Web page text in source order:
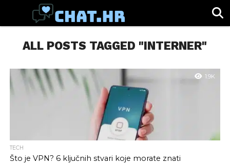
CHAT.HR
ZABAVA
ŽIVOT
VIRALNO
ALL POSTS TAGGED "INTERNER"
1.9K
TECH
Što je VPN? 6 ključnih stvari koje morate znati